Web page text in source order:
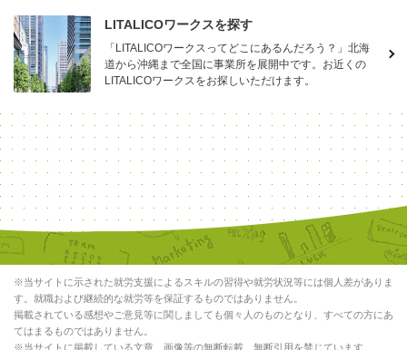
LITALICOワークスを探す
「LITALICOワークスってどこにあるんだろう？」北海
道から沖縄まで全国に事業所を展開中です。お近くの
LITALICOワークスをお探しいただけます。
※当サイトに示された就労支援によるスキルの習得や就労状況等には個人差がありま
す。就職および継続的な就労等を保証するものではありません。
掲載されている感想やご意見等に関しましても個々人のものとなり、すべての方にあ
てはまるものではありません。
※当サイトに掲載している文章、画像等の無断転載、無断引用を禁じています。